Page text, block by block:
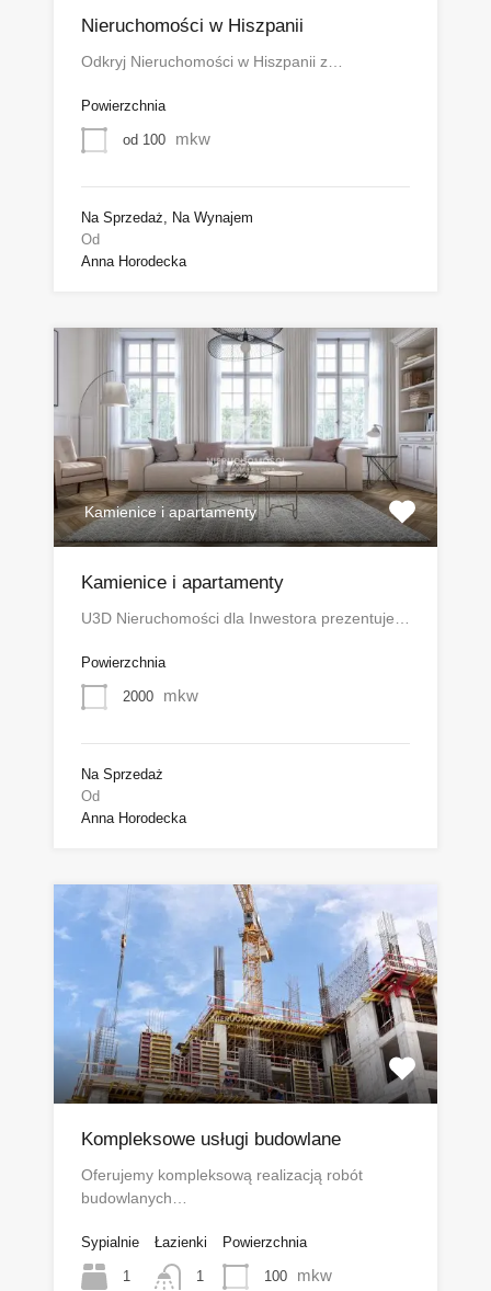
Nieruchomości w Hiszpanii
Odkryj Nieruchomości w Hiszpanii z…
Powierzchnia
od 100 mkw
Na Sprzedaż, Na Wynajem
Od
Anna Horodecka
Kamienice i apartamenty
Kamienice i apartamenty
U3D Nieruchomości dla Inwestora prezentuje…
Powierzchnia
2000 mkw
Na Sprzedaż
Od
Anna Horodecka
Kompleksowe usługi budowlane
Oferujemy kompleksową realizacją robót
budowlanych…
Sypialnie
1
Łazienki
1
Powierzchnia
100 mkw